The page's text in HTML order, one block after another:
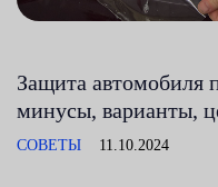
Защита автомобиля
минусы, варианты,
СОВЕТЫ 11.10.2024